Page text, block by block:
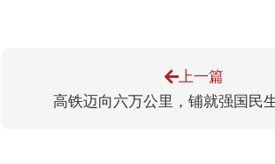
上一篇
高铁迈向六万公里，铺就强国民